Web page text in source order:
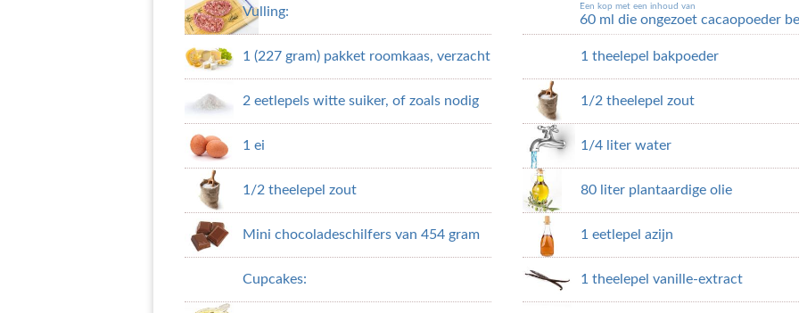
Vulling:
1 (227 gram) pakket roomkaas, verzacht
2 eetlepels witte suiker, of zoals nodig
1 ei
1/2 theelepel zout
Mini chocoladeschilfers van 454 gram
Cupcakes:
Een kop met een inhoud van
60 ml die ongezoet cacaopoeder
1 theelepel bakpoeder
1/2 theelepel zout
1/4 liter water
80 liter plantaardige olie
1 eetlepel azijn
1 theelepel vanille-extract